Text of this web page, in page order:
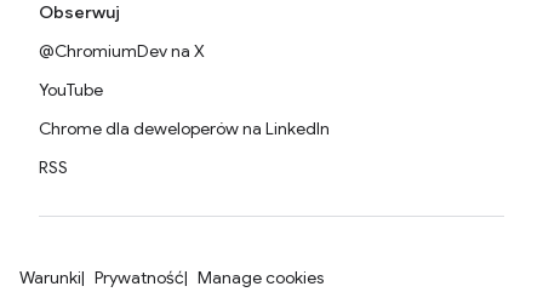
Obserwuj
@ChromiumDev na X
YouTube
Chrome dla deweloperów na LinkedIn
RSS
Warunki Prywatność Manage cookies